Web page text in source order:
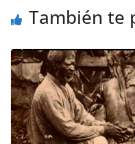
También te